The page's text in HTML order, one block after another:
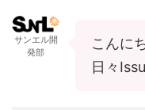
サンエル開
発部
こんに
日々